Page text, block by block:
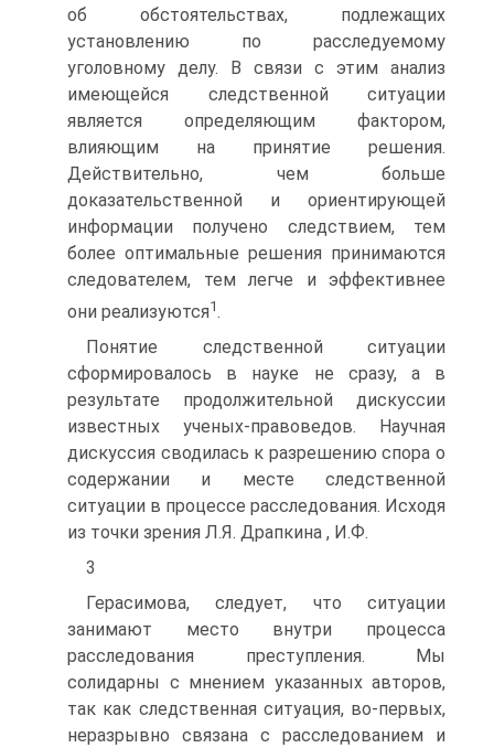
об обстоятельствах, подлежащих
установлению по расследуемому
уголовному делу. В связи с этим анализ
имеющейся следственной ситуации
является определяющим фактором,
влияющим на принятие решения.
Действительно, чем больше
доказательственной и ориентирующей
информации получено следствием, тем
более оптимальные решения принимаются
следователем, тем легче и эффективнее
они реализуются1.
Понятие следственной ситуации
сформировалось в науке не сразу, а в
результате продолжительной дискуссии
известных ученых-правоведов. Научная
дискуссия сводилась к разрешению спора о
содержании и месте следственной
ситуации в процессе расследования. Исходя
из точки зрения Л.Я. Драпкина , И.Ф.
3
Герасимова, следует, что ситуации
занимают место внутри процесса
расследования преступления. Мы
солидарны с мнением указанных авторов,
так как следственная ситуация, во-первых,
неразрывно связана с расследованием и